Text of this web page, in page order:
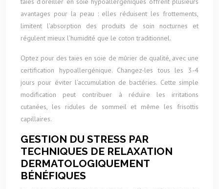
avantages pour la peau : elles réduisent les frottements,
limitent l’absorption des produits de soin nocturnes et
régulent mieux l’humidité que le coton traditionnel.
Optez pour des taies en soie de mûrier de qualité, avec une
certification hypoallergénique. Changez-les tous les 3-4
jours pour éviter l’accumulation de bactéries. Cette simple
modification peut contribuer à réduire les irritations
cutanées, les ridules de sommeil et même les frisottis
capillaires.
GESTION DU STRESS PAR
TECHNIQUES DE RELAXATION
DERMATOLOGIQUEMENT
BÉNÉFIQUES